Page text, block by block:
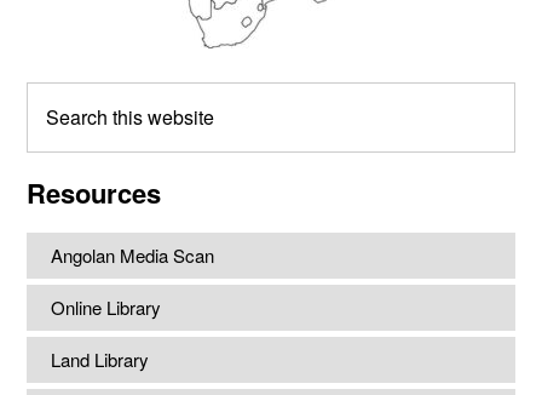
this
Resources
Angolan Media Scan
Online Library
Land Library